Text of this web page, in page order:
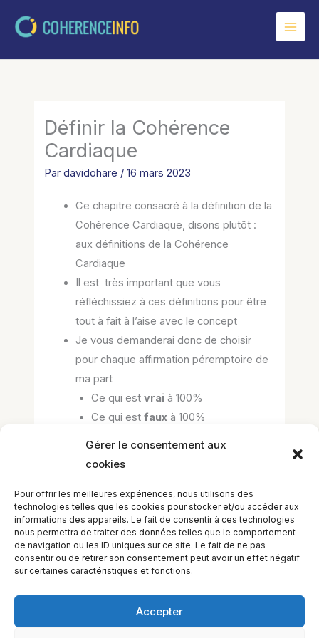
Gérer le consentement aux
cookies
Pour offrir les meilleures expériences, nous utilisons des
technologies telles que les cookies pour stocker et/ou accéder aux
informations des appareils. Le fait de consentir à ces technologies
nous permettra de traiter des données telles que le comportement
de navigation ou les ID uniques sur ce site. Le fait de ne pas
consentir ou de retirer son consentement peut avoir un effet négatif
sur certaines caractéristiques et fonctions.
Accepter
Définir la Cohérence
Cardiaque
Pardavidohare /16 mars 2023
Ce chapitre consacré à la définition de la
Cohérence Cardiaque, disons plutôt :
aux définitions de la Cohérence
Cardiaque
Il est très important que vous
réfléchissiez à ces définitions pour être
tout à fait à l’aise avec le concept
Je vous demanderai donc de choisir
pour chaque affirmation péremptoire de
ma part
Ce qui estvrai à 100%
Ce qui estfaux à 100%
You must sign in or sign up to
start the quiz.